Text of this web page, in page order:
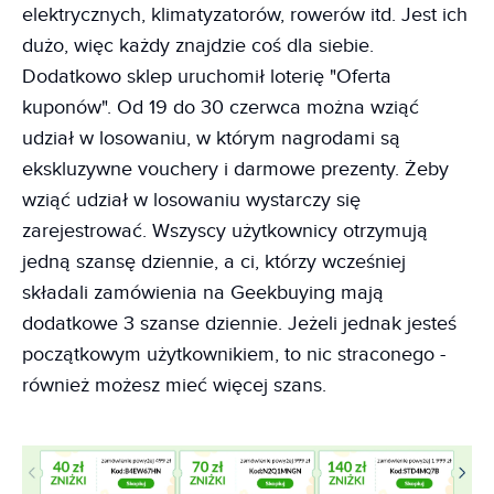
elektrycznych, klimatyzatorów, rowerów itd. Jest ich
dużo, więc każdy znajdzie coś dla siebie.
Dodatkowo sklep uruchomił loterię "Oferta
kuponów". Od 19 do 30 czerwca można wziąć
udział w losowaniu, w którym nagrodami są
ekskluzywne vouchery i darmowe prezenty. Żeby
wziąć udział w losowaniu wystarczy się
zarejestrować. Wszyscy użytkownicy otrzymują
jedną szansę dziennie, a ci, którzy wcześniej
składali zamówienia na Geekbuying mają
dodatkowe 3 szanse dziennie. Jeżeli jednak jesteś
początkowym użytkownikiem, to nic straconego -
również możesz mieć więcej szans.